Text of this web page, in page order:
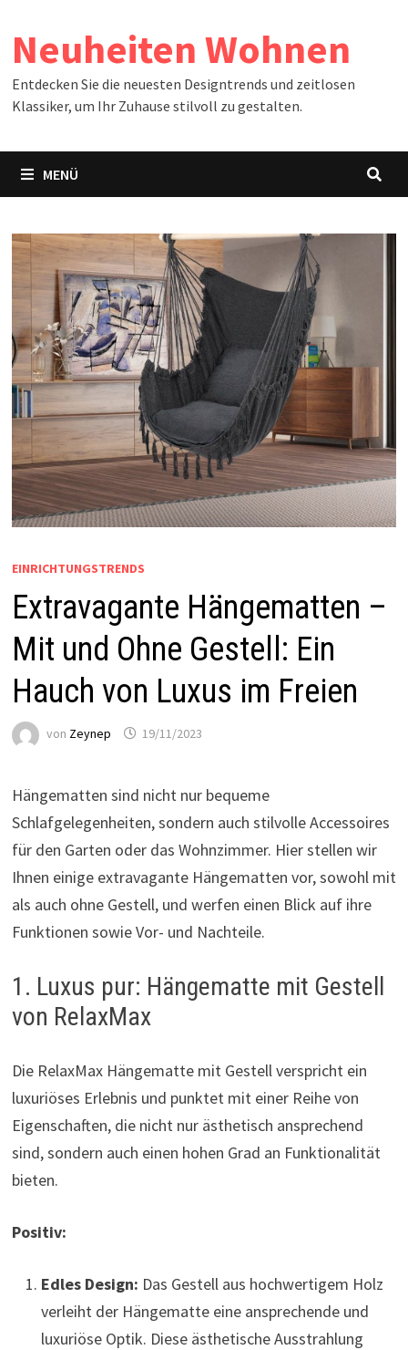
Inhalt
springen
Neuheiten Wohnen
Entdecken Sie die neuesten Designtrends und zeitlosen
Klassiker, um Ihr Zuhause stilvoll zu gestalten.
MENÜ
EINRICHTUNGSTRENDS
Extravagante Hängematten –
Mit und Ohne Gestell: Ein
Hauch von Luxus im Freien
von Zeynep 19/11/2023
Hängematten sind nicht nur bequeme
Schlafgelegenheiten, sondern auch stilvolle Accessoires
für den Garten oder das Wohnzimmer. Hier stellen wir
Ihnen einige extravagante Hängematten vor, sowohl mit
als auch ohne Gestell, und werfen einen Blick auf ihre
Funktionen sowie Vor- und Nachteile.
1. Luxus pur: Hängematte mit Gestell
von RelaxMax
Die RelaxMax Hängematte mit Gestell verspricht ein
luxuriöses Erlebnis und punktet mit einer Reihe von
Eigenschaften, die nicht nur ästhetisch ansprechend
sind, sondern auch einen hohen Grad an Funktionalität
bieten.
Positiv:
Edles Design: Das Gestell aus hochwertigem Holz
verleiht der Hängematte eine ansprechende und
luxuriöse Optik. Diese ästhetische Ausstrahlung